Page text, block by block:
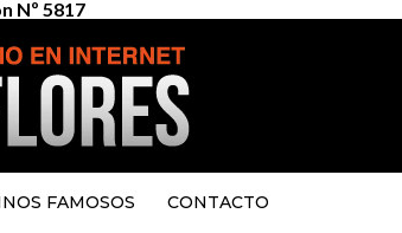
Nº 5817
FAMOSOS CONTACTO